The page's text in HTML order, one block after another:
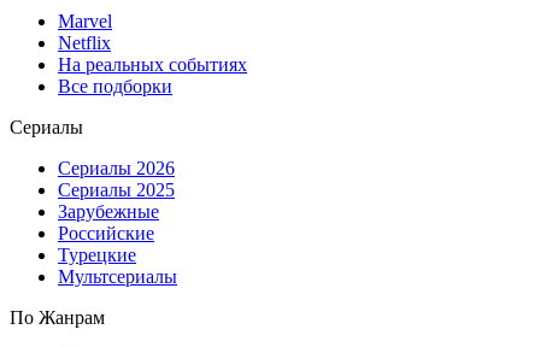
Marvel
Netflix
На реальных событиях
Все подборки
Сериалы
Сериалы 2026
Сериалы 2025
Зарубежные
Российские
Турецкие
Мультсериалы
По Жанрам